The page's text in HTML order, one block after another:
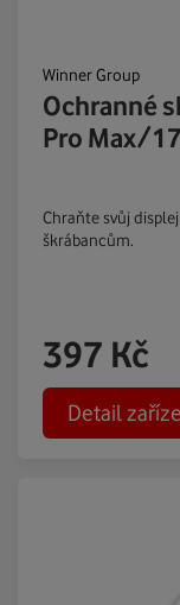
Winner Group
Ochranné
Pro Max/
Chraňte svůj
škrábancům.
397 Kč
Detail